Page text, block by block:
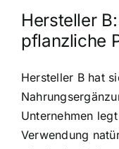
Hersteller
pflanzliche
Hersteller B hat
Unternehmen
Verwendung